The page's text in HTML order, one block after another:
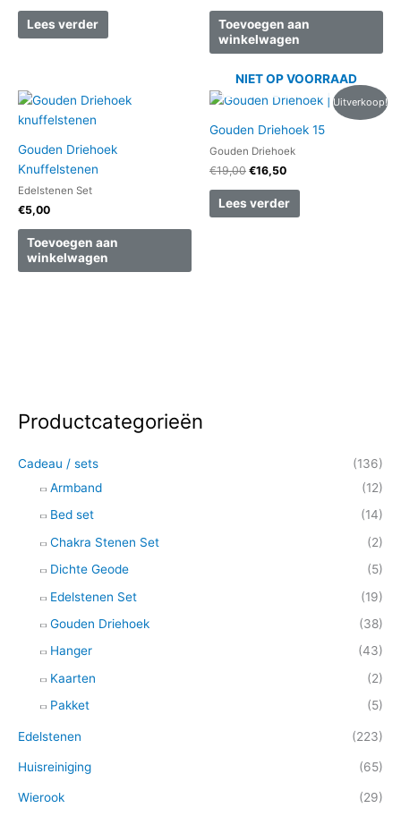
Lees verder
Toevoegen aan
winkelwagen
Gouden Driehoek
Knuffelstenen
Edelstenen Set
€5,00
Toevoegen aan
winkelwagen
Uitverkoop!
NIET OP VOORRAAD
Gouden Driehoek 15
Gouden Driehoek
€19,00
Oorspronkelijke
prijs
was:
€19,00.
€16,50
Huidige
prijs
is:
€16,50.
Lees verder
Productcategorieën
Cadeau / sets
(136)
Armband
(12)
Bed set
(14)
Chakra Stenen Set
(2)
Dichte Geode
(5)
Edelstenen Set
(19)
Gouden Driehoek
(38)
Hanger
(43)
Kaarten
(2)
Pakket
(5)
Edelstenen (223)
Huisreiniging (65)
Wierook (29)
Z
e